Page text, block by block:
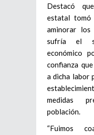
Destacó
estatal tomó
aminorar los
sufría el
económico
confianza
a dicha labor
medidas
población.
“Fuimos